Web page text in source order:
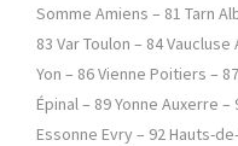
Somme Amiens – 81 Tarn
83 Var Toulon – 84
Yon – 86 Vienne Poitiers –
Épinal – 89 Yonne Auxerre
Essonne Evry – 92 Hauts-